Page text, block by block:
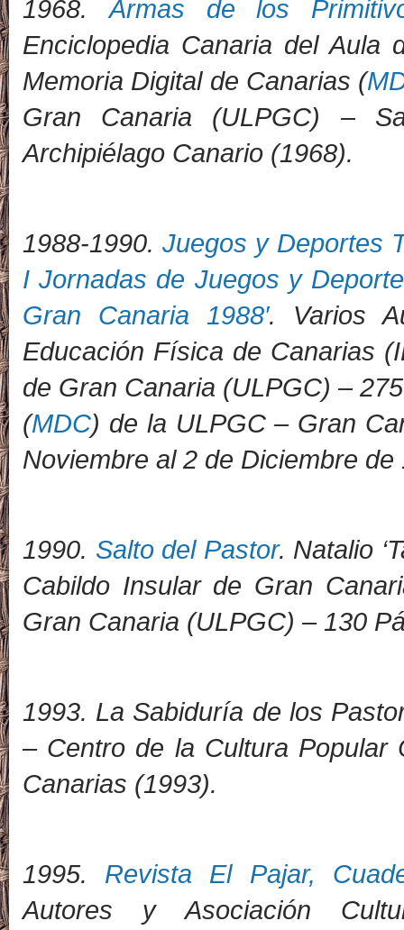
1968.Armas de los
Enciclopedia Canaria del Aula
Memoria Digital de Canarias (
Gran Canaria (ULPGC) –
Archipiélago Canario (1968).
1988-1990. Juegos y Deportes
I Jornadas de Juegos y
Gran Canaria 1988′. Varios
Educación Física de Canarias
de Gran Canaria (ULPGC)–
(MDC) de la ULPGC – Gran
Noviembre al 2 de Diciembre de
1990. Salto del Pastor. Natalio
Cabildo Insular de Gran
Gran Canaria (ULPGC) – 130
1993. La Sabiduría de los
– Centro de la Cultura Popular
Canarias (1993).
1995. Revista El Pajar,
Autores y Asociación